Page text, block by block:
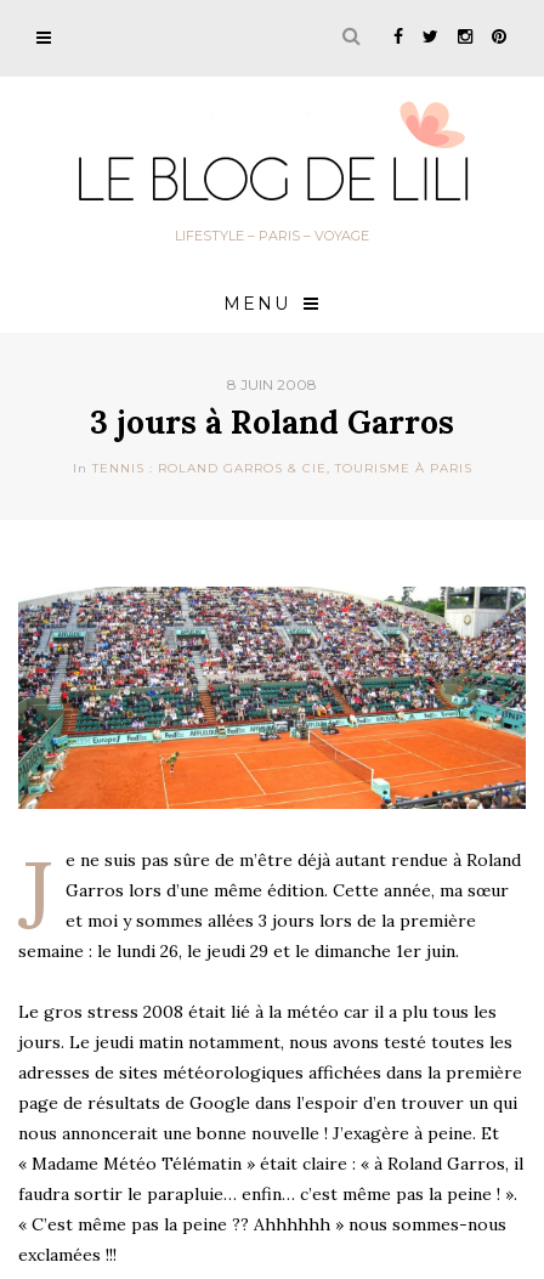
LIFESTYLE – PARIS – VOYAGE
MENU
8 JUIN 2008
3 jours à Roland Garros
In TENNIS : ROLAND GARROS & CIE, TOURISME À PARIS
J
e ne suis pas sûre de m’être déjà autant rendue à Roland
Garros lors d’une même édition. Cette année, ma sœur
et moi y sommes allées 3 jours lors de la première
semaine : le lundi 26, le jeudi 29 et le dimanche 1er juin.
Le gros stress 2008 était lié à la météo car il a plu tous les
jours. Le jeudi matin notamment, nous avons testé toutes les
adresses de sites météorologiques affichées dans la première
page de résultats de Google dans l’espoir d’en trouver un qui
nous annoncerait une bonne nouvelle ! J’exagère à peine. Et
« Madame Météo Télématin » était claire : « à Roland Garros, il
faudra sortir le parapluie… enfin… c’est même pas la peine ! ».
« C’est même pas la peine ?? Ahhhhhh » nous sommes-nous
exclamées !!!